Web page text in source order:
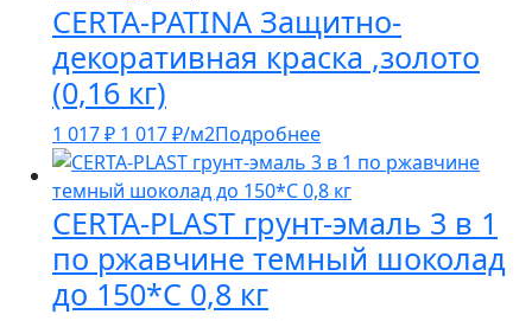
CERTA-PATINA Защитно-
декоративная краска ,золото
(0,16 кг)
1 017₽ 1 017₽/м2Подробнее
CERTA-PLAST грунт-эмаль 3 в 1
по ржавчине темный шоколад
до 150*С 0,8 кг